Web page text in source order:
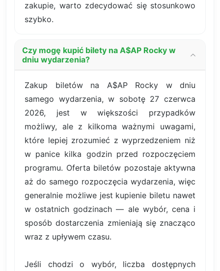
zakupie, warto zdecydować się stosunkowo
szybko.
Czy mogę kupić bilety na A$AP Rocky w
dniu wydarzenia?
Zakup biletów na A$AP Rocky w dniu
samego wydarzenia, w sobotę 27 czerwca
2026, jest w większości przypadków
możliwy, ale z kilkoma ważnymi uwagami,
które lepiej zrozumieć z wyprzedzeniem niż
w panice kilka godzin przed rozpoczęciem
programu. Oferta biletów pozostaje aktywna
aż do samego rozpoczęcia wydarzenia, więc
generalnie możliwe jest kupienie biletu nawet
w ostatnich godzinach — ale wybór, cena i
sposób dostarczenia zmieniają się znacząco
wraz z upływem czasu.
Jeśli chodzi o wybór, liczba dostępnych